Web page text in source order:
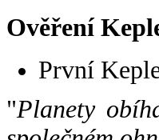
Ověření
První
"Planety